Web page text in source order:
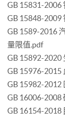
GB 15831-2006
GB 15848-2009
GB 1589-2016
量限值.pdf
GB 15892-2020
GB 15976-2015
GB 15982-2012
GB 16006-2008
GB 16154-2018